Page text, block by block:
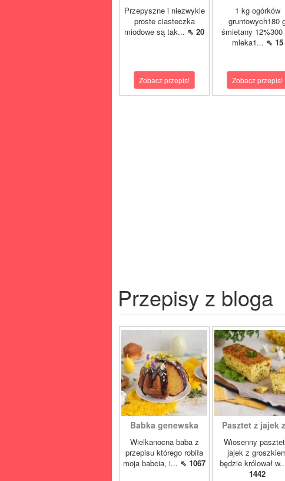
Przepyszne i niezwykle
proste ciasteczka
miodowe są tak... ⇖ 20
Zobacz przepis!
1 kg ogórków
gruntowych180
śmietany 12%300
mleka1... ⇖ 15
Zobacz przepis!
Przepisy z bloga
Babka genewska
Wielkanocna baba z
przepisu którego robiła
moja babcia, i... ⇖ 1067
Pasztet z jajek
Wiosenny
jajek z
będzie królował
1442